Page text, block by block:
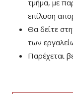
τμήμα, με
επίλυση
Θα δείτε
των
Παρέχεται